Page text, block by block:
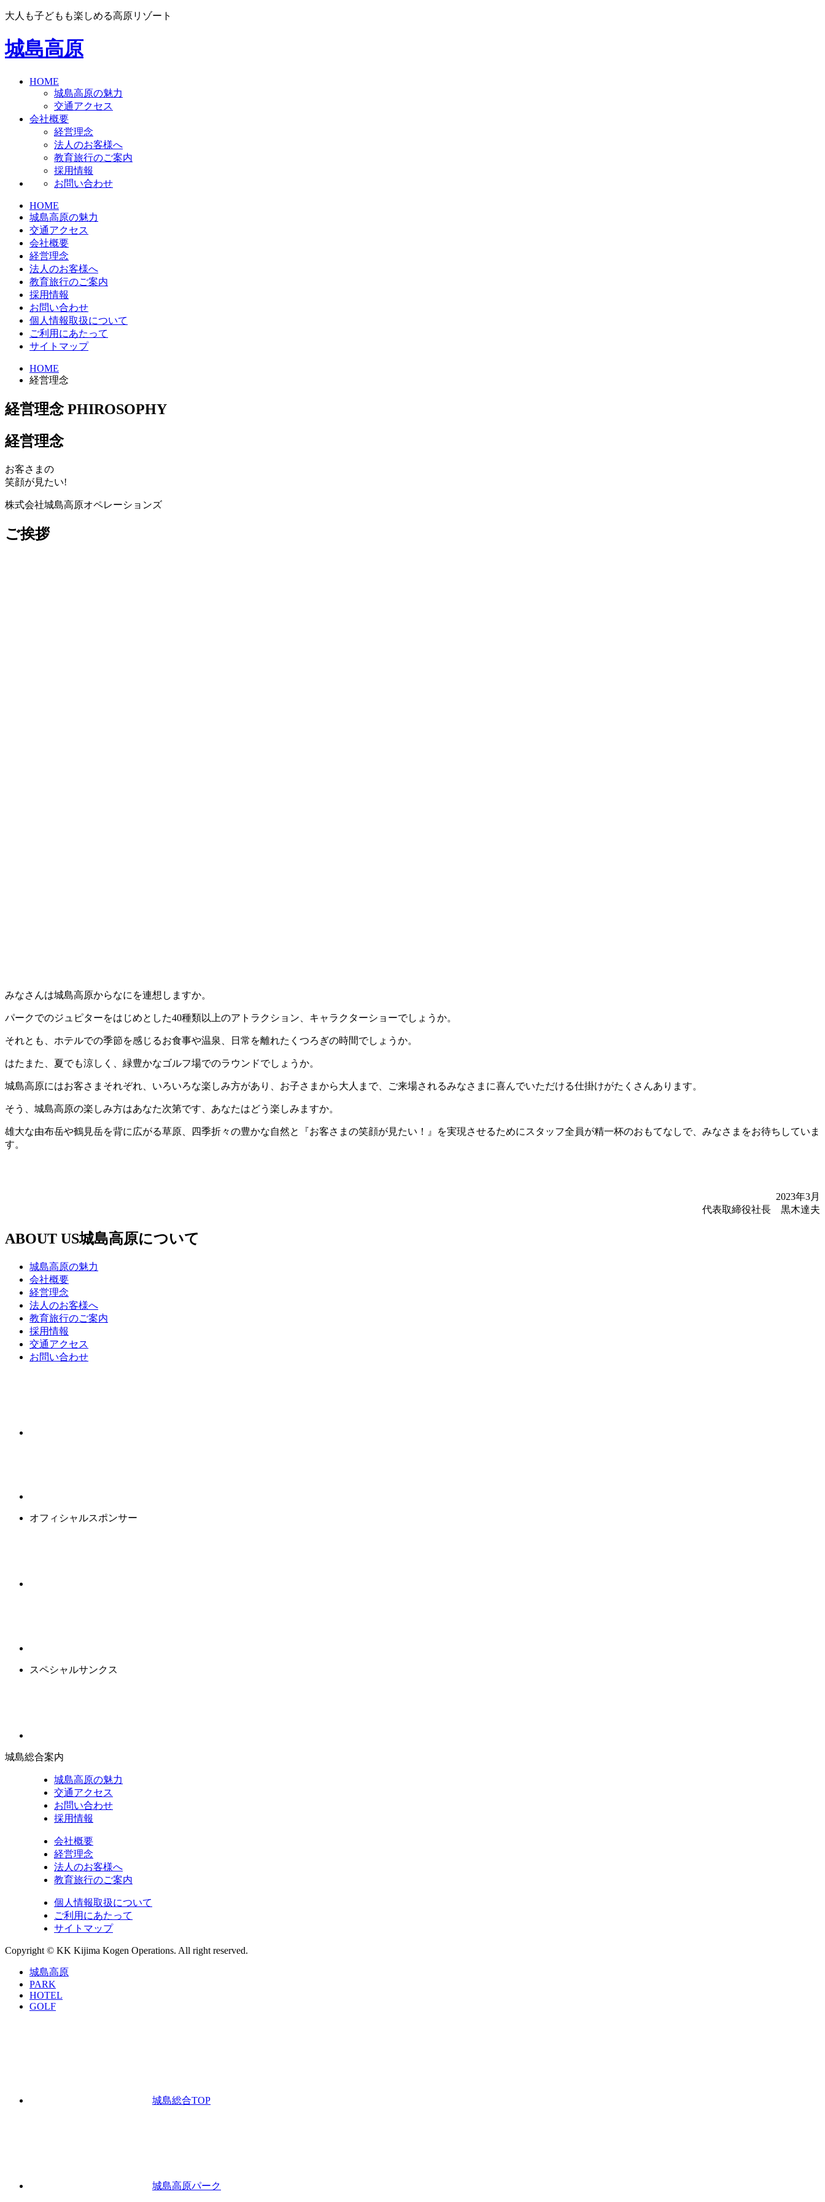
大人も子どもも楽しめる高原リゾート
城島高原
HOME
城島高原の魅力
交通アクセス
会社概要
経営理念
法人のお客様へ
教育旅行のご案内
採用情報
お問い合わせ
HOME
城島高原の魅力
交通アクセス
会社概要
経営理念
法人のお客様へ
教育旅行のご案内
採用情報
お問い合わせ
個人情報取扱について
ご利用にあたって
サイトマップ
HOME
経営理念
経営理念PHIROSOPHY
経営理念
お客さまの
笑顔が見たい!
株式会社城島高原オペレーションズ
ご挨拶
みなさんは城島高原からなにを連想しますか。
パークでのジュピターをはじめとした40種類以上のアトラクション、キャラクターショーでしょうか。
それとも、ホテルでの季節を感じるお食事や温泉、日常を離れたくつろぎの時間でしょうか。
はたまた、夏でも涼しく、緑豊かなゴルフ場でのラウンドでしょうか。
城島高原にはお客さまそれぞれ、いろいろな楽しみ方があり、お子さまから大人まで、ご来場されるみなさまに喜んでいただける仕掛けがたくさんあります。
そう、城島高原の楽しみ方はあなた次第です、あなたはどう楽しみますか。
雄大な由布岳や鶴見岳を背に広がる草原、四季折々の豊かな自然と『お客さまの笑顔が見たい！』を実現させるためにスタッフ全員が精一杯のおもてなしで、みなさまをお待ちしていま
す。
2023年3月
代表取締役社長 黒木達夫
ABOUT US城島高原について
城島高原の魅力
会社概要
経営理念
法人のお客様へ
教育旅行のご案内
採用情報
交通アクセス
お問い合わせ
オフィシャルスポンサー
スペシャルサンクス
城島総合案内
城島高原の魅力
交通アクセス
お問い合わせ
採用情報
会社概要
経営理念
法人のお客様へ
教育旅行のご案内
個人情報取扱について
ご利用にあたって
サイトマップ
Copyright © KK Kijima Kogen Operations. All right reserved.
城島高原
PARK
HOTEL
GOLF
城島総合TOP
城島高原パーク